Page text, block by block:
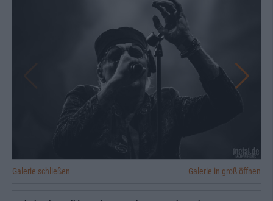
Galerie schließen Galerie in groß öffnen